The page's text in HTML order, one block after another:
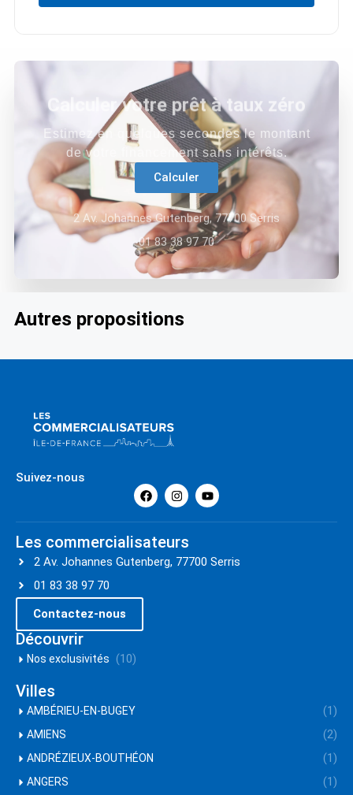
Calculer votre prêt à taux zéro
Estimez en quelques secondes le montant
de votre financement sans intérêts.
Calculer
2 Av. Johannes Gutenberg, 77700 Serris
01 83 38 97 70
Autres propositions
Suivez-nous
Les commercialisateurs
2 Av. Johannes Gutenberg, 77700 Serris
01 83 38 97 70
Contactez-nous
Découvrir
Nos exclusivités (10)
Villes
AMBÉRIEU-EN-BUGEY (1)
AMIENS (2)
ANDRÉZIEUX-BOUTHÉON (1)
ANGERS (1)